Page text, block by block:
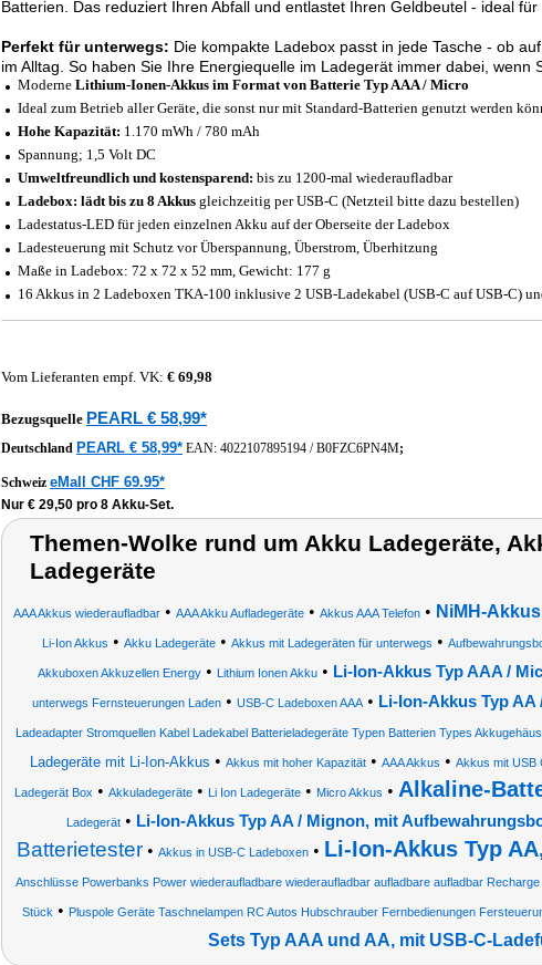
Batterien. Das reduziert Ihren Abfall und entlastet Ihren Geldbeutel - ideal für
Perfekt für unterwegs: Die kompakte Ladebox passt in jede Tasche - ob
im Alltag. So haben Sie Ihre Energiequelle im Ladegerät immer dabei, wenn
Moderne Lithium-Ionen-Akkus im Format von Batterie Typ AAA / Micro
Ideal zum Betrieb aller Geräte, die sonst nur mit Standard-Batterien genutzt werden
Hohe Kapazität: 1.170 mWh / 780 mAh
Spannung; 1,5 Volt DC
Umweltfreundlich und kostensparend: bis zu 1200-mal wiederaufladbar
Ladebox: lädt bis zu 8 Akkus gleichzeitig per USB-C (Netzteil bitte dazu bestellen)
Ladestatus-LED für jeden einzelnen Akku auf der Oberseite der Ladebox
Ladesteuerung mit Schutz vor Überspannung, Überstrom, Überhitzung
Maße in Ladebox: 72 x 72 x 52 mm, Gewicht: 177 g
16 Akkus in 2 Ladeboxen TKA-100 inklusive 2 USB-Ladekabel (USB-C auf USB-C)
Vom Lieferanten empf. VK: € 69,98
Bezugsquelle PEARL € 58,99*
Deutschland PEARL € 58,99* EAN: 4022107895194 /B0FZC6PN4M;
Schweiz eMall CHF 69.95*
Nur € 29,50 pro 8 Akku-Set.
Themen-Wolke rund um Akku Ladegeräte,
Ladegeräte
AAA Akkus wiederaufladbar • AAA Akku Aufladegeräte • Akkus AAA Telefon • NiMH-
Li-Ion Akkus • Akku Ladegeräte • Akkus mit Ladegeräten für unterwegs •
Akkuboxen Akkuzellen Energy• Lithium Ionen Akku• Li-Ion-Akkus Typ AAA /
unterwegs Fernsteuerungen Laden• USB-C Ladeboxen AAA• Li-Ion-Akkus Typ
Ladeadapter Stromquellen Kabel Ladekabel Batterieladegeräte Typen Batterien Types
Ladegeräte mit Li-Ion-Akkus • Akkus mit hoher Kapazität• AAA Akkus • Akkus mit USB
Ladegerät Box • Akkuladegeräte • Li Ion Ladegeräte • Micro Akkus • Alkaline-
Ladegerät• Li-Ion-Akkus Typ AA / Mignon, mit
Batterietester • Akkus in USB-C Ladeboxen • Li-Ion-Akkus Typ
Anschlüsse Powerbanks Power wiederaufladbare wiederaufladbar aufladbare aufladbar
Stück • Pluspole Geräte Taschnelampen RC Autos Hubschrauber Fernbedienungen
Sets Typ AAA und AA, mit USB-C-